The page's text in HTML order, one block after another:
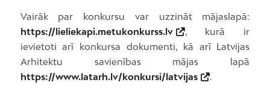
Vairāk par konkursu var uzzināt mājaslapā:
https://lieliekapi.metukonkurss.lv
, kurā ir
ievietoti arī konkursa dokumenti, kā arī Latvijas
Arhitektu savienības mājas lapā
https://www.latarh.lv/konkursi/latvijas
.